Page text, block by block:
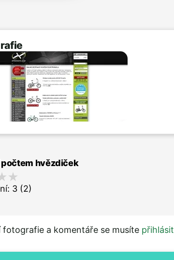
hvězdiček
3 (2)
fotografie a komentáře se musíte přihlásit